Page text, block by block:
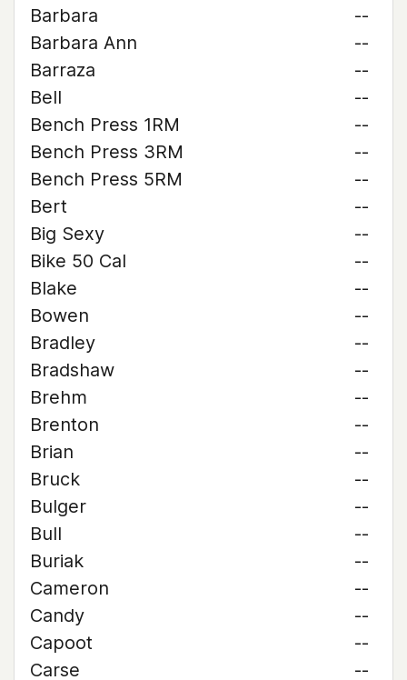
Barbara
--
Barbara Ann
--
Barraza
--
Bell
--
Bench Press 1RM
--
Bench Press 3RM
--
Bench Press 5RM
--
Bert
--
Big Sexy
--
Bike 50 Cal
--
Blake
--
Bowen
--
Bradley
--
Bradshaw
--
Brehm
--
Brenton
--
Brian
--
Bruck
--
Bulger
--
Bull
--
Buriak
--
Cameron
--
Candy
--
Capoot
--
Carse
--